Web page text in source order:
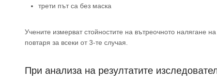
трети път са без маска
Учените измерват стойностите на вътреочното налягане
повтаря за всеки от 3-те случая.
При анализа на резултатите